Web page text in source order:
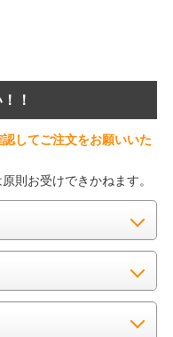
！
してご注文をお願いいた
則お受けできかねます。